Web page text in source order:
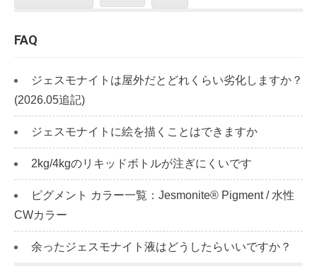
FAQ
ジェスモナイトは屋外だとどれくらい劣化しますか？
(2026.05追記)
ジェスモナイトに絵を描くことはできますか
2kg/4kgのリキッドボトルが注ぎにくいです
ピグメント カラー一覧：Jesmonite® Pigment / 水性
CWカラー
余ったジェスモナイト液はどうしたらいいですか？